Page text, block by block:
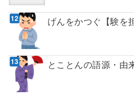
げんをかつぐ【験を
とことんの語源・由